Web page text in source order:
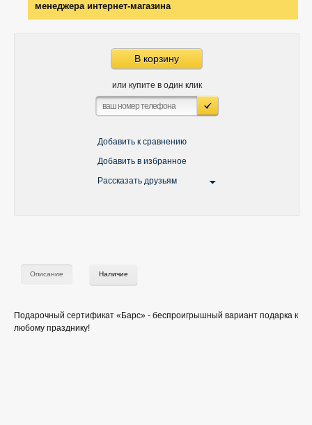
менеджера интернет-магазина
В корзину
или купите в один клик
Добавить к сравнению
Добавить в избранное
Рассказать друзьям
Описание Наличие
Подарочный сертификат «Барс» - беспроигрышный вариант подарка к
любому празднику!